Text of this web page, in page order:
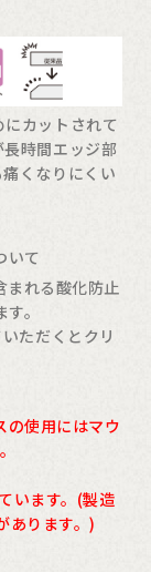
にカットされて
時間エッジ部
くなりにくい
いて
まれる酸化防止
。
ただくとクリ
の使用にはマウ
います。(製造
あります。)